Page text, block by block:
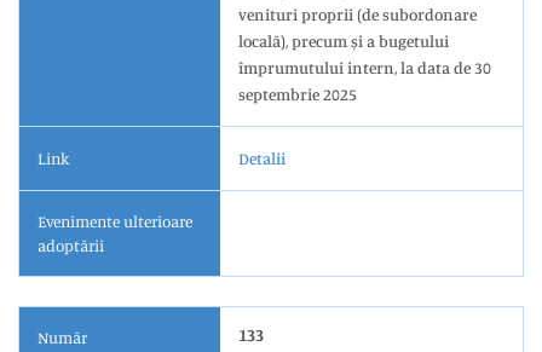
venituri proprii (de subordonare
locală), precum și a bugetului
împrumutului intern, la data de 30
septembrie 2025
Link Detalii
Evenimente ulterioare
adoptării
Număr 133